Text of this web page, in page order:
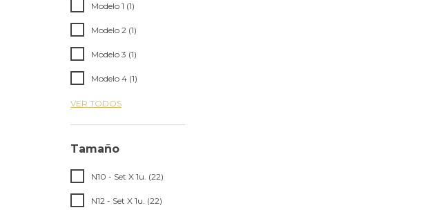
Modelo 1 (1)
Modelo 2 (1)
Modelo 3 (1)
Modelo 4 (1)
VER TODOS
Tamaño
N10 - Set X 1u. (22)
N12 - Set X 1u. (22)